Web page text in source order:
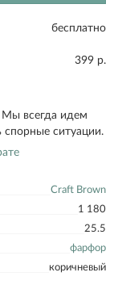
Craft Brown
1 180
25.5
фарфор
коричневый
бесплатно
399 р.
Мы всегда идем
спорные ситуации.